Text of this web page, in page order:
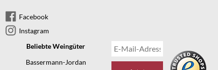
Facebook
Instagram
Beliebte Weingüter
Bassermann-Jordan